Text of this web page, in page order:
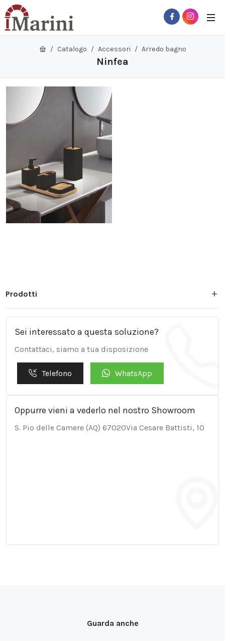
Catalogo Accessori Arredo bagno
Ninfea
Prodotti
Sei interessato a questa soluzione?
Contattaci, siamo a tua disposizione
Telefono WhatsApp
Oppurre vieni a vederlo nel nostro Showroom
S. Pio delle Camere (AQ) 67020Via Cesare Battisti, 10
Guarda anche